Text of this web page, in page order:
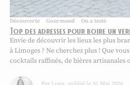
Top des adresses pour boire un
Découverte Gourmand On a testé
Envie de découvrir les lieux les plus
à Limoges ? Ne cherchez plus ! Que
cocktails raffinés, de bières artisanales
la ville. Préparez-vous à explorer des